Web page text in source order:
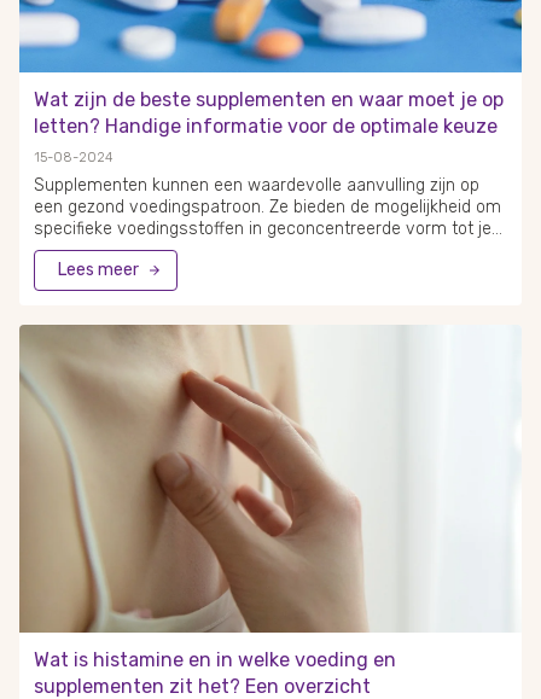
Wat zijn de beste supplementen en waar moet je op
letten? Handige informatie voor de optimale keuze
15-08-2024
Supplementen kunnen een waardevolle aanvulling zijn op
een gezond voedingspatroon. Ze bieden de mogelijkheid om
specifieke voedingsstoffen in geconcentreerde vorm tot je
te nemen. Er zijn tevens veel (exotische) kruiden en planten
die wij nooit in ons voedingspatroon vinden, maar zeker de
gezondheid kunnen ondersteunen. Bij het kiezen van
werk te gaan. De beste supplementen zijn diegene die
aansluiten bij je individuele behoeften en levensstijl. Dit is
voor elk persoon anders waar een bloedtest de beste
manier is om te ontdekken welke tekorten er eventueel zijn.
Het is raadzaam om eerst met een arts of diëtist te
overleggen voordat je start met het gebruik van
supplementen.
Lees meer
Wat is histamine en in welke voeding en
supplementen zit het? Een overzicht